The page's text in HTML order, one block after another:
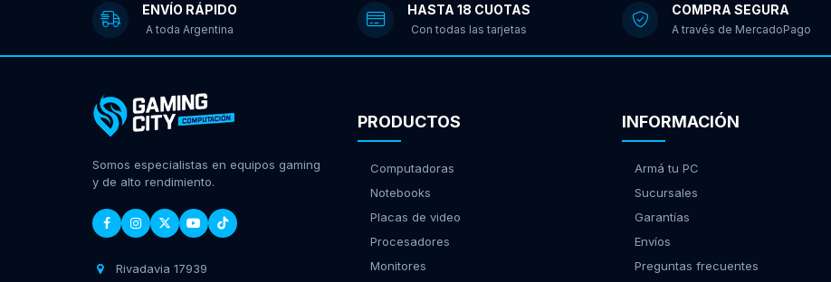
ENVÍO RÁPIDO
A toda Argentina
HASTA 18 CUOTAS
Con todas las tarjetas
COMPRA SEGURA
A través de MercadoPago
Somos especialistas en equipos gaming
y de alto rendimiento.
Rivadavia 17939
PRODUCTOS
Computadoras
Notebooks
Placas de video
Procesadores
Monitores
INFORMACIÓN
Armá tu PC
Sucursales
Garantías
Envíos
Preguntas frecuentes